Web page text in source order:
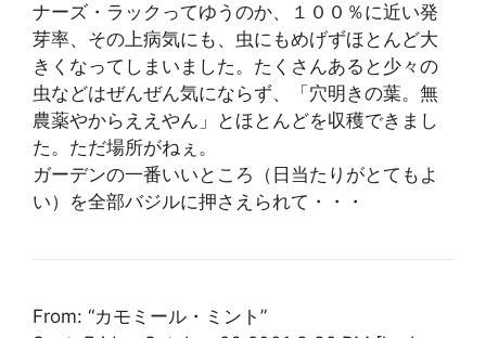
ナーズ・ラックってゆうのか、１００％に近い発
芽率、その上病気にも、虫にもめげずほとんど大
きくなってしまいました。たくさんあると少々の
虫などはぜんぜん気にならず、「穴明きの葉。無
農薬やからええやん」とほとんどを収穫できまし
た。ただ場所がねぇ。
ガーデンの一番いいところ（日当たりがとてもよ
い）を全部バジルに押さえられて・・・
From: “カモミール・ミント”